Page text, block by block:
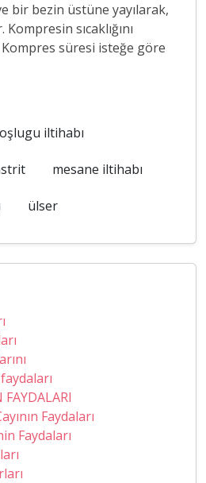
bir bezin üstüne yayılarak,
Kompresin sıcaklığını
süresi isteğe göre
iltihabı
mesane iltihabı
ülser
Faydaları
Faydaları